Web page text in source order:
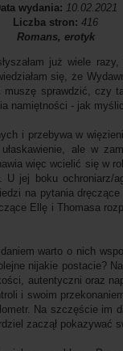
wydania: 10.02.2021
Liczba stron: 416
Romans, erotyk
już wiele
się, że
sprawdzić, czy
namiętności - jak
i przebywa w
ale w
więc wcielić się w
jej boku ochroniarz/
na pytania
Ellę i Thomasa
warto o nich
nijakie postacie?
autentyczni oraz
i swoim
Na szczęście im
zaczął pokazywać